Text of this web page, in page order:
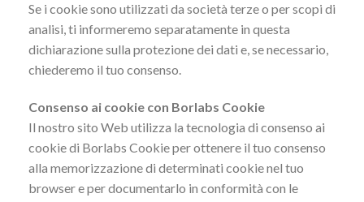
Se i cookie sono utilizzati da società terze o per scopi di
analisi, ti informeremo separatamente in questa
dichiarazione sulla protezione dei dati e, se necessario,
chiederemo il tuo consenso.
Consenso ai cookie con Borlabs Cookie
Il nostro sito Web utilizza la tecnologia di consenso ai
cookie di Borlabs Cookie per ottenere il tuo consenso
alla memorizzazione di determinati cookie nel tuo
browser e per documentarlo in conformità con le